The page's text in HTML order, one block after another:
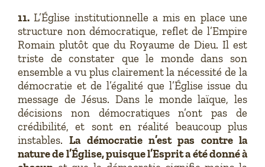
11. L’Église institutionnelle a mis en place une
structure non démocratique, reflet de l’Empire
Romain plutôt que du Royaume de Dieu. Il est
triste de constater que le monde dans son
ensemble a vu plus clairement la nécessité de la
démocratie et de l’égalité que l’Église issue du
message de Jésus. Dans le monde laïque, les
décisions non démocratiques n’ont pas de
crédibilité, et sont en réalité beaucoup plus
instables.La démocratie n’est pas contre la
nature de l’Église, puisque l’Esprit a été donné à